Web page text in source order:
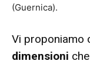
(Guernica).
Vi proponiamo
dimensioni